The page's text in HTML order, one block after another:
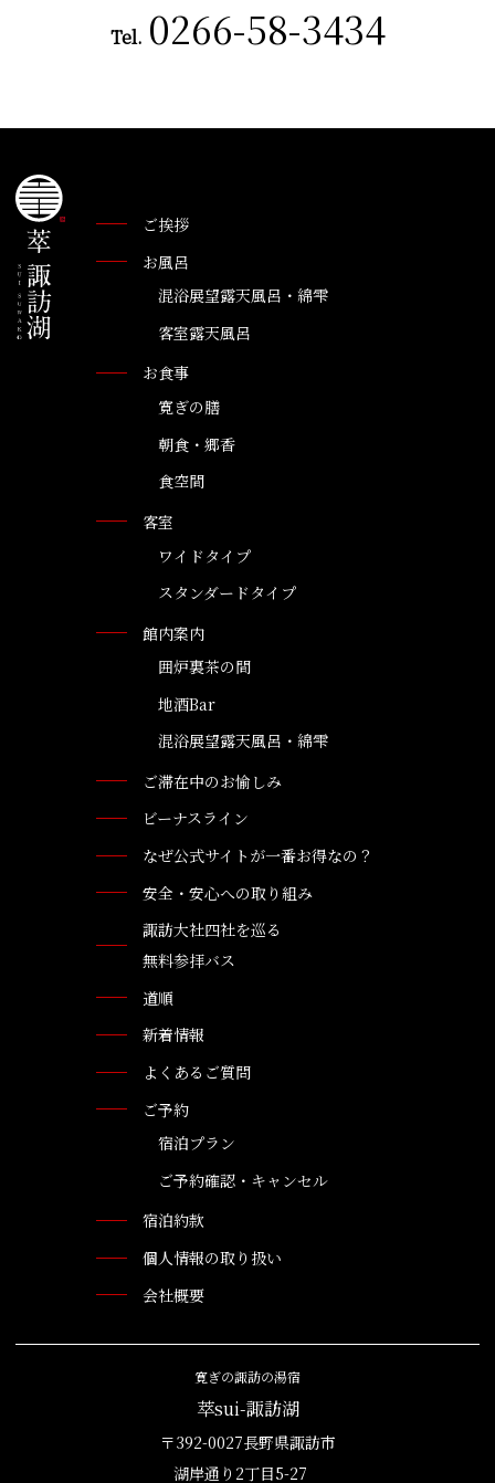
Tel. 0266-58-3434
ご挨拶
お風呂
混浴展望露天風呂・綿雫
客室露天風呂
お食事
寛ぎの膳
朝食・郷香
食空間
客室
ワイドタイプ
スタンダードタイプ
館内案内
囲炉裏茶の間
地酒Bar
混浴展望露天風呂・綿雫
ご滞在中のお愉しみ
ビーナスライン
なぜ公式サイトが一番お得なの？
安全・安心への取り組み
諏訪大社四社を巡る
無料参拝バス
道順
新着情報
よくあるご質問
ご予約
宿泊プラン
ご予約確認・キャンセル
宿泊約款
個人情報の取り扱い
会社概要
寛ぎの諏訪の湯宿
萃sui-諏訪湖
〒392-0027長野県諏訪市
湖岸通り2丁目5-27